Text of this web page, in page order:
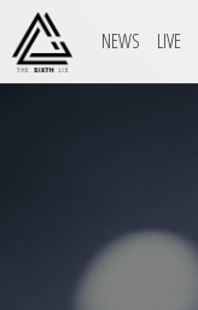
NEWS LIVE